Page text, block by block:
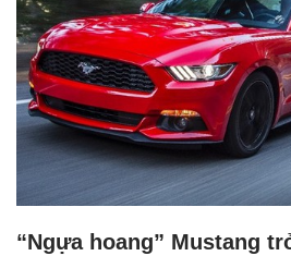
“Ngựa hoang” Mustang